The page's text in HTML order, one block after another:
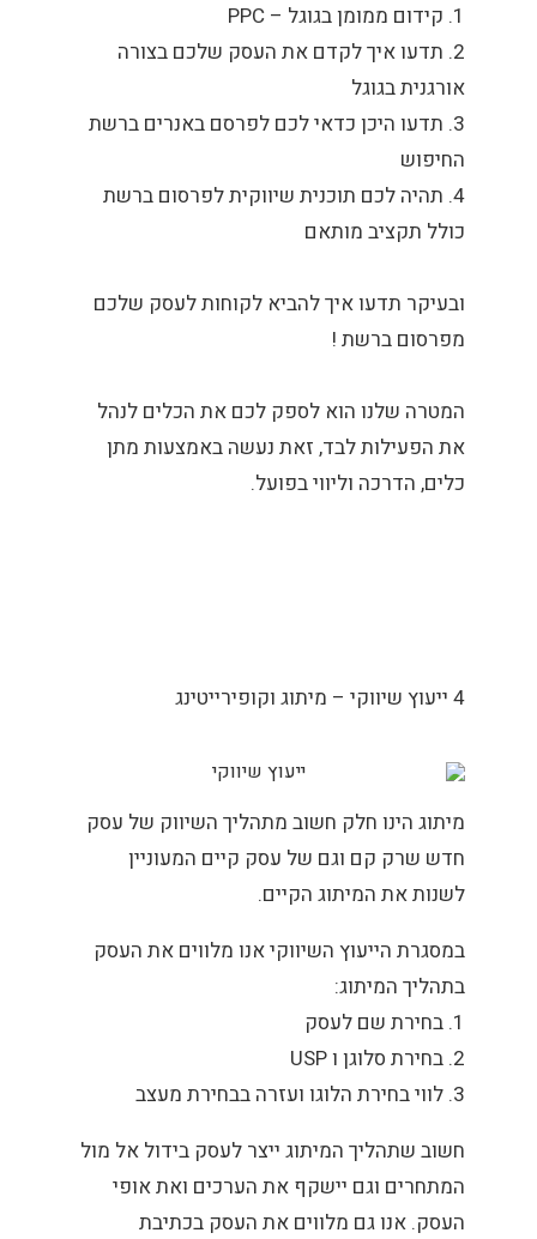
1. קידום ממומן בגוגל – PPC
2. תדעו איך לקדם את העסק שלכם בצורה
אורגנית בגוגל
3. תדעו היכן כדאי לכם לפרסם באנרים ברשת
החיפוש
4. תהיה לכם תוכנית שיווקית לפרסום ברשת
כולל תקציב מותאם
ובעיקר תדעו איך להביא לקוחות לעסק שלכם
מפרסום ​ברשת !
המטרה שלנו הוא לספק לכם את הכלים לנהל
את הפעילות לבד, זאת נעשה באמצעות מתן
כלים, הדרכה וליווי בפועל.
4 ייעוץ שיווקי – מיתוג וקופירייטינג
מיתוג הינו חלק חשוב מתהליך השיווק של עסק
חדש שרק קם וגם של עסק קיים המעוניין
לשנות את המיתוג הקיים.
במסגרת הייעוץ השיווקי אנו מלווים את העסק
בתהליך המיתוג:
1. בחירת שם לעסק
2. בחירת סלוגן ו USP
3. לווי בחירת הלוגו ועזרה בבחירת מעצב
חשוב שתהליך המיתוג ייצר לעסק בידול אל מול
המתחרים וגם יישקף את הערכים ואת אופי
העסק. אנו גם מלווים את העסק בכתיבת